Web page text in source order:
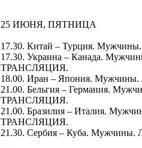
25 ИЮНЯ, ПЯТНИЦА
17.30. Китай – Турция.
17.30. Украина – Канада.
ТРАНСЛЯЦИЯ.
18.00. Иран – Япония.
21.00. Бельгия – Германия.
ТРАНСЛЯЦИЯ.
21.00. Бразилия – Италия.
ТРАНСЛЯЦИЯ.
21.30. Сербия – Куба.